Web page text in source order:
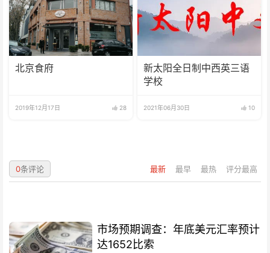
北京食府
2019年12月17日 28
新太阳全日制中西英三语
学校
2021年06月30日 10
最新 最早 最热 评分最高
0条评论
市场预期调查：年底美元汇率预计
达1652比索